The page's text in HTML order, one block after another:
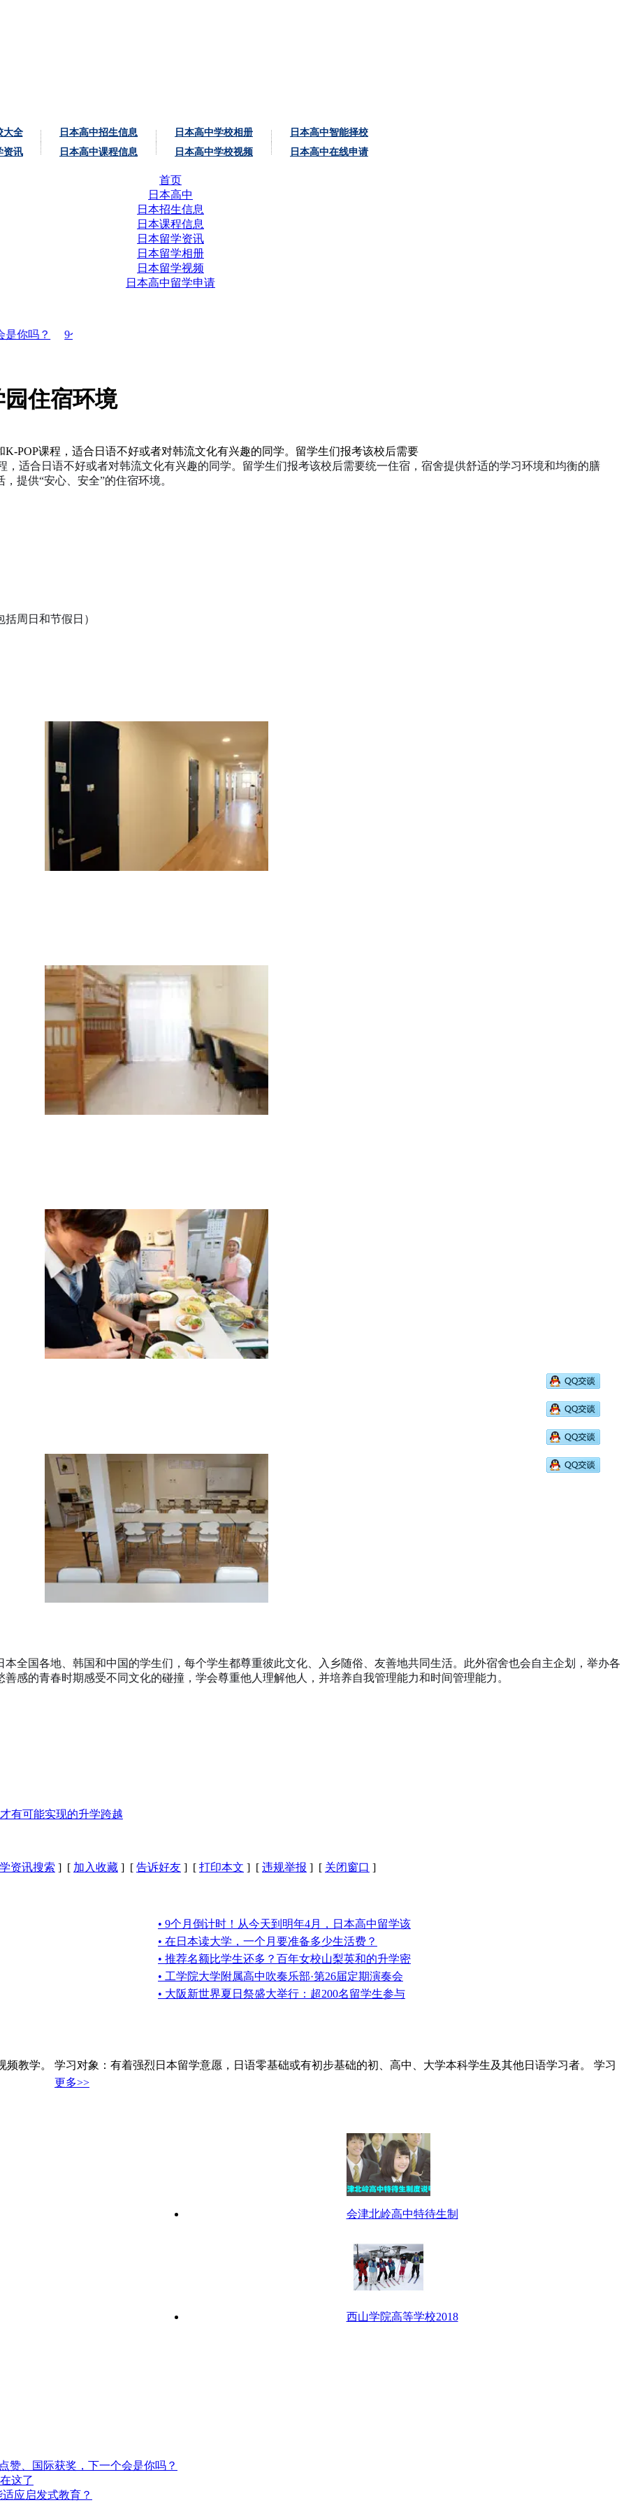
大全 日本高中招生信息 日本高中学校相册
日本高中智能择校
资讯
日本高中课程信息 日本高中学校视频 日本高中在线申请
首页
日本高中
日本招生信息
日本课程信息
日本留学资讯
日本留学相册
日本留学视频
日本高中留学申请
9个月倒计时！从今天到明年4月，日本高中留学该做的都在这了
住宿环境
POP课程，适合日语不好或者对韩流文化有兴趣的同学。留学生们报考该校后需要
适合日语不好或者对韩流文化有兴趣的同学。留学生们报考该校后需要统一住宿，宿舍提供舒适的学习环境和均衡的膳
提供“安心、安全”的住宿环境。
周日和节假日）
全国各地、韩国和中国的学生们，每个学生都尊重彼此文化、入乡随俗、友善地共同生活。此外宿舍也会自主企划，举办各
感的青春时期感受不同文化的碰撞，学会尊重他人理解他人，并培养自我管理能力和时间管理能力。
有可能实现的升学跨越
资讯搜索 ] [ 加入收藏 ] [ 告诉好友 ] [ 打印本文 ] [ 违规举报 ] [ 关闭窗口 ]
• 9个月倒计时！从今天到明年4月，日本高中留学该
• 在日本读大学，一个月要准备多少生活费？
• 推荐名额比学生还多？百年女校山梨英和的升学密
• 工学院大学附属高中吹奏乐部·第26届定期演奏会
• 大阪新世界夏日祭盛大举行：超200名留学生参与
教学。 学习对象：有着强烈日本留学意愿，日语零基础或有初步基础的初、高中、大学本科学生及其他日语学习者。 学习
更多>>
会津北岭高中特待生制
西山学院高等学校2018
赞、国际获奖，下一个会是你吗？
这了
应启发式教育？